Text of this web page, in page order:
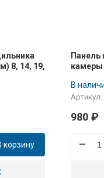
8, 14, 19,
корзину
Панель
камеры
146,
В
Артикул:
980 ₽
–